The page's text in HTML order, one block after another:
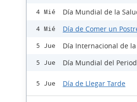
4 Mié Día Mundial de la
4 Mié Día de Comer un
5 Jue Día Internacional de
5 Jue Día Mundial del
5 Jue Día de Llegar Tarde